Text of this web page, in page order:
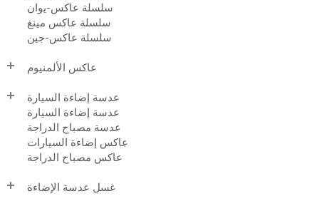
سلسلة عاكس-يوان
سلسلة عاكس مينغ
سلسلة عاكس-جين
عاكس الألمنيوم
عدسة إضاءة السيارة
عدسة إضاءة السيارة
عدسة مصباح الدراجة
عاكس إضاءة السيارات
عاكس مصباح الدراجة
غسل عدسة الإضاءة